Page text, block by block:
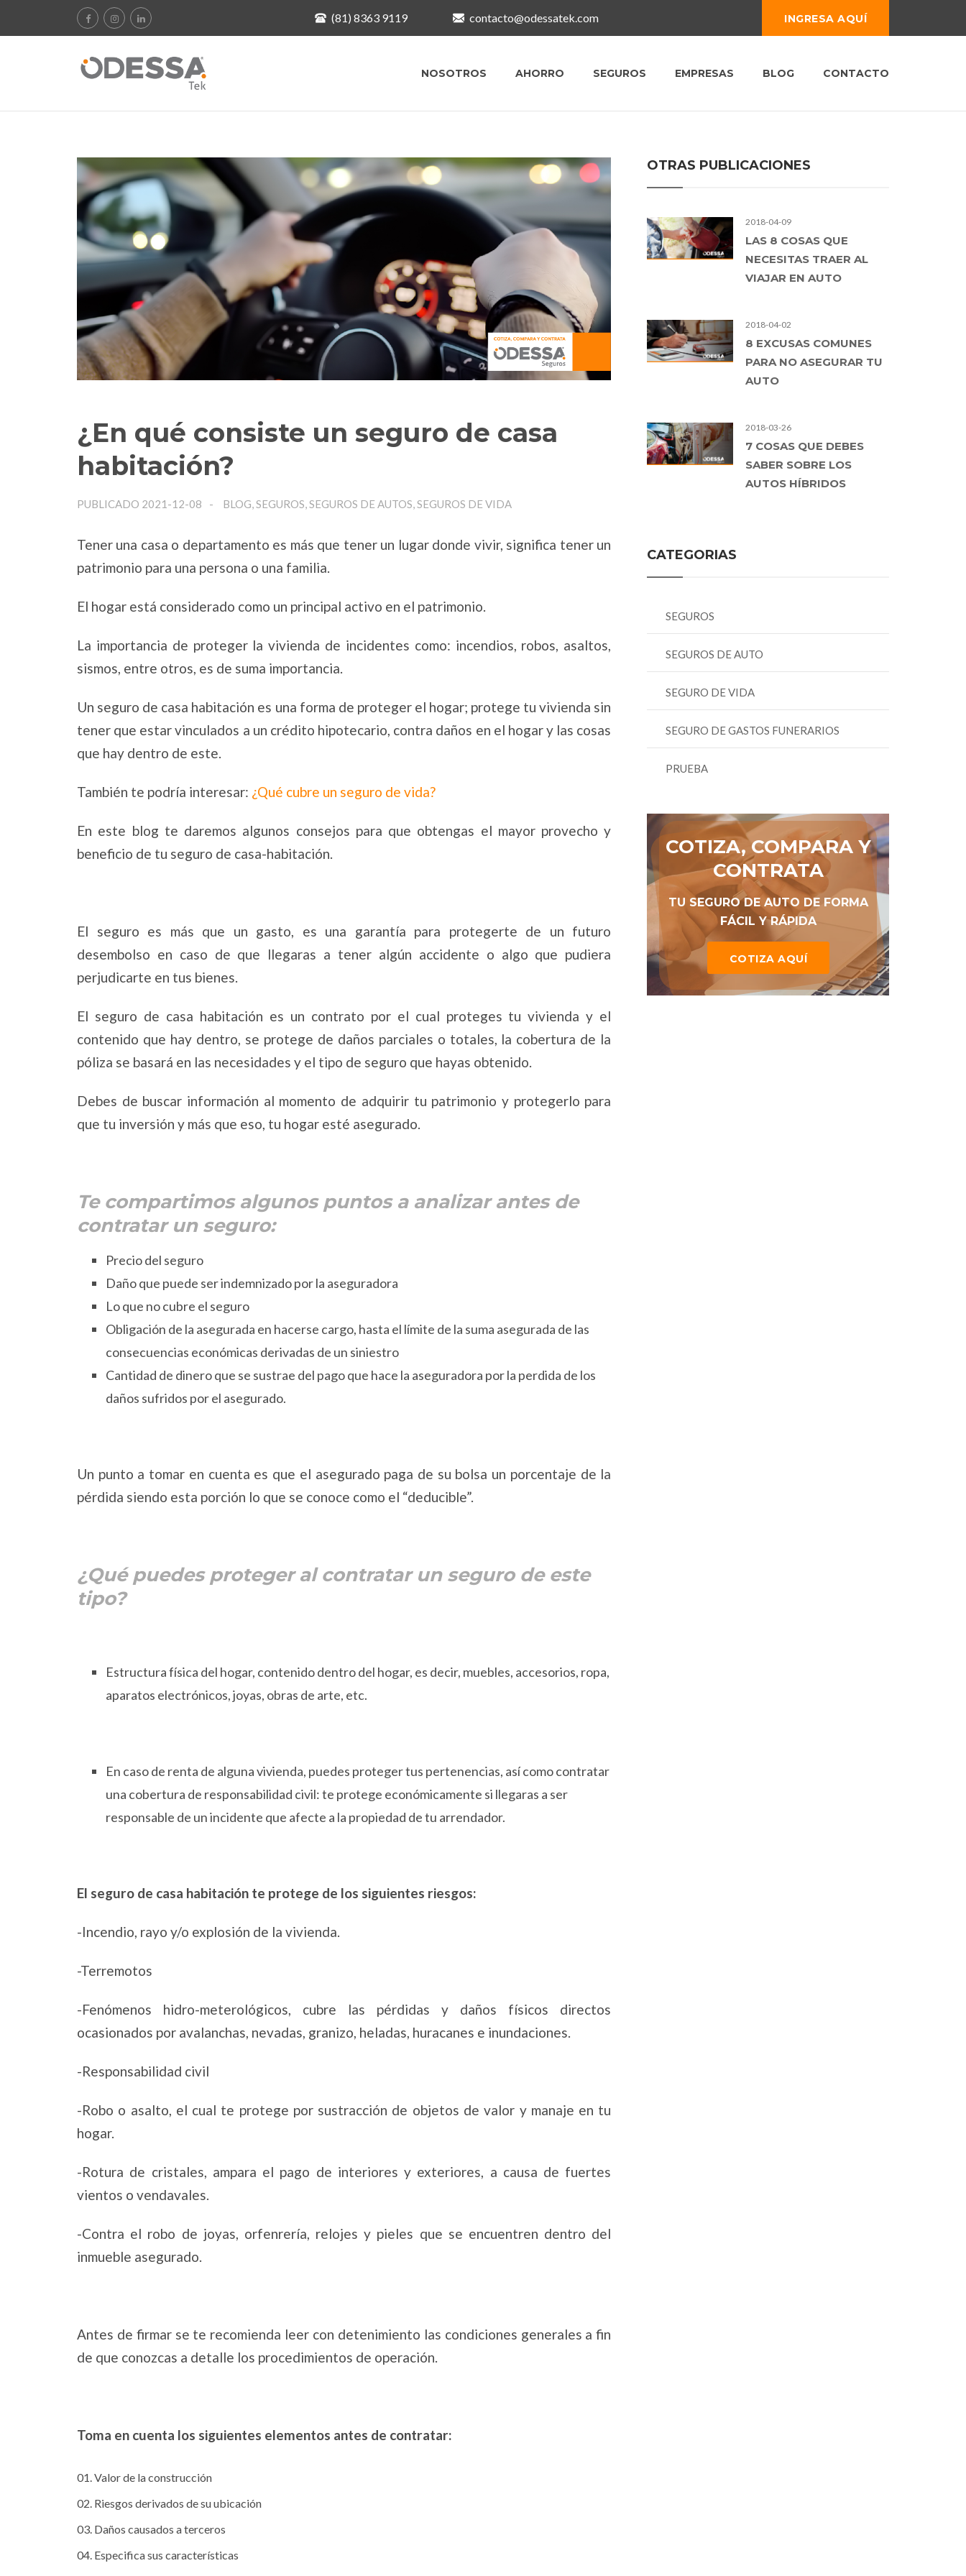
(81) 8363 9119 contacto@odessatek.com INGRESA AQUÍ
NOSOTROS AHORRO SEGUROS EMPRESAS BLOG CONTACTO
¿En qué consiste un seguro de casa
habitación?
PUBLICADO 2021-12-08 BLOG, SEGUROS, SEGUROS DE AUTOS, SEGUROS DE VIDA
Tener una casa o departamento es más que tener un lugar donde vivir, significa tener un
patrimonio para una persona o una familia.
El hogar está considerado como un principal activo en el patrimonio.
La importancia de proteger la vivienda de incidentes como: incendios, robos, asaltos,
sismos, entre otros, es de suma importancia.
Un seguro de casa habitación es una forma de proteger el hogar; protege tu vivienda sin
tener que estar vinculados a un crédito hipotecario, contra daños en el hogar y las cosas
que hay dentro de este.
También te podría interesar: ¿Qué cubre un seguro de vida?
En este blog te daremos algunos consejos para que obtengas el mayor provecho y
beneficio de tu seguro de casa-habitación.
El seguro es más que un gasto, es una garantía para protegerte de un futuro
desembolso en caso de que llegaras a tener algún accidente o algo que pudiera
perjudicarte en tus bienes.
El seguro de casa habitación es un contrato por el cual proteges tu vivienda y el
contenido que hay dentro, se protege de daños parciales o totales, la cobertura de la
póliza se basará en las necesidades y el tipo de seguro que hayas obtenido.
Debes de buscar información al momento de adquirir tu patrimonio y protegerlo para
que tu inversión y más que eso, tu hogar esté asegurado.
Te compartimos algunos puntos a analizar antes de
contratar un seguro:
Precio del seguro
Daño que puede ser indemnizado por la aseguradora
Lo que no cubre el seguro
Obligación de la asegurada en hacerse cargo, hasta el límite de la suma asegurada de las
consecuencias económicas derivadas de un siniestro
Cantidad de dinero que se sustrae del pago que hace la aseguradora por la perdida de los
daños sufridos por el asegurado.
Un punto a tomar en cuenta es que el asegurado paga de su bolsa un porcentaje de la
pérdida siendo esta porción lo que se conoce como el “deducible”.
¿Qué puedes proteger al contratar un seguro de este
tipo?
Estructura física del hogar, contenido dentro del hogar, es decir, muebles, accesorios, ropa,
aparatos electrónicos, joyas, obras de arte, etc.
En caso de renta de alguna vivienda, puedes proteger tus pertenencias, así como contratar
una cobertura de responsabilidad civil: te protege económicamente si llegaras a ser
responsable de un incidente que afecte a la propiedad de tu arrendador.
El seguro de casa habitación te protege de los siguientes riesgos:
-Incendio, rayo y/o explosión de la vivienda.
-Terremotos
-Fenómenos hidro-meterológicos, cubre las pérdidas y daños físicos directos
ocasionados por avalanchas, nevadas, granizo, heladas, huracanes e inundaciones.
-Responsabilidad civil
-Robo o asalto, el cual te protege por sustracción de objetos de valor y manaje en tu
hogar.
-Rotura de cristales, ampara el pago de interiores y exteriores, a causa de fuertes
vientos o vendavales.
-Contra el robo de joyas, orfenrería, relojes y pieles que se encuentren dentro del
inmueble asegurado.
Antes de firmar se te recomienda leer con detenimiento las condiciones generales a fin
de que conozcas a detalle los procedimientos de operación.
Toma en cuenta los siguientes elementos antes de contratar:
Valor de la construcción
Riesgos derivados de su ubicación
Daños causados a terceros
Especifica sus características
OTRAS PUBLICACIONES
2018-04-09
LAS 8 COSAS QUE
NECESITAS TRAER AL
VIAJAR EN AUTO
2018-04-02
8 EXCUSAS COMUNES
PARA NO ASEGURAR TU
AUTO
2018-03-26
7 COSAS QUE DEBES
SABER SOBRE LOS
AUTOS HÍBRIDOS
CATEGORIAS
SEGUROS
SEGUROS DE AUTO
SEGURO DE VIDA
SEGURO DE GASTOS FUNERARIOS
PRUEBA
COTIZA, COMPARA Y
CONTRATA
TU SEGURO DE AUTO DE FORMA
FÁCIL Y RÁPIDA
COTIZA AQUÍ